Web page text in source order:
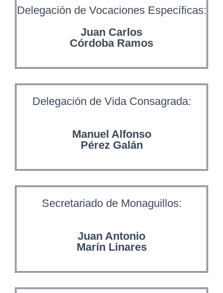
Delegación de Vocaciones Específicas:
Juan Carlos
Córdoba Ramos
Delegación de Vida Consagrada:
Manuel Alfonso
Pérez Galán
Secretariado de Monaguillos:
Juan Antonio
Marín Linares